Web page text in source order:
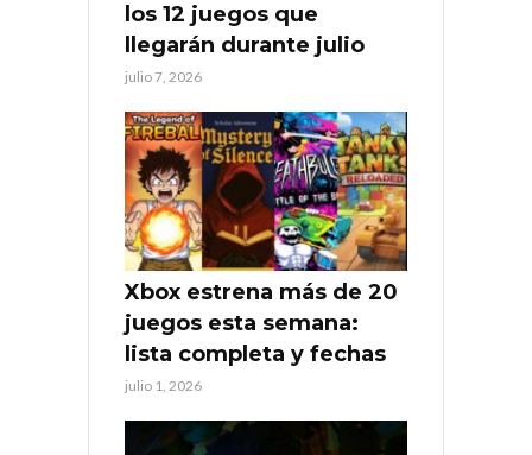
los 12 juegos que
llegarán durante julio
julio 7, 2026
Xbox estrena más de 20
juegos esta semana:
lista completa y fechas
julio 1, 2026